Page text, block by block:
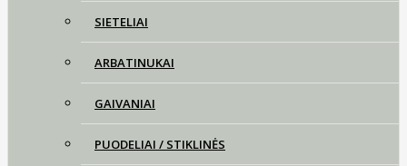
SIETELIAI
ARBATINUKAI
GAIVANIAI
PUODELIAI / STIKLINĖS